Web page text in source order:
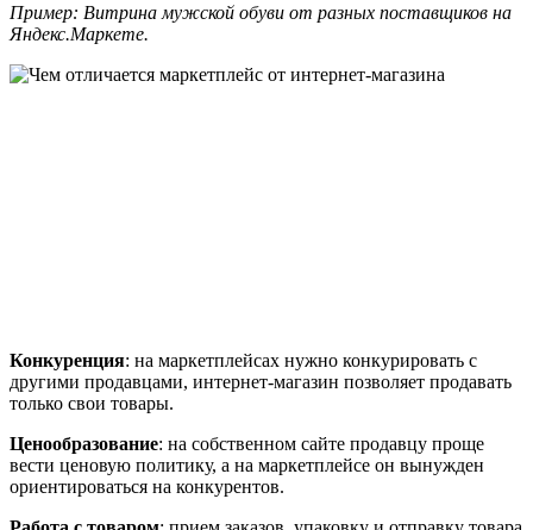
Пример: Витрина мужской обуви от разных поставщиков на
Яндекс.Маркете.
Конкуренция: на маркетплейсах нужно конкурировать с
другими продавцами, интернет-магазин позволяет продавать
только свои товары.
Ценообразование: на собственном сайте продавцу проще
вести ценовую политику, а на маркетплейсе он вынужден
ориентироваться на конкурентов.